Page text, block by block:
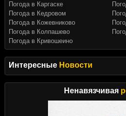
Интересные Новости
Ненавязчивая
Погода в Каргаске
Погода в Кедровом
Погода в Кожевниково
Погода в Колпашево
Погода в Кривошеино